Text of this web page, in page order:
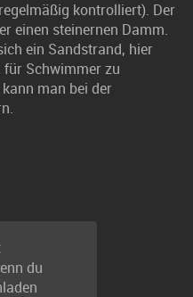
kontrolliert). Der
einen steinernen Damm.
ein Sandstrand, hier
für Schwimmer zu
man bei der
du